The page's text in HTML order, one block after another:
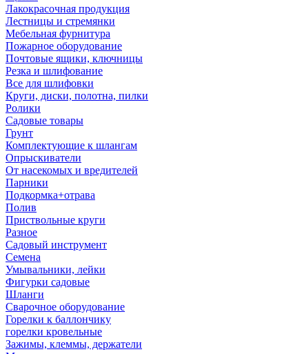
Лакокрасочная продукция
Лестницы и стремянки
Мебельная фурнитура
Пожарное оборудование
Почтовые ящики, ключницы
Резка и шлифование
Все для шлифовки
Круги, диски, полотна, пилки
Ролики
Садовые товары
Грунт
Комплектующие к шлангам
Опрыскиватели
От насекомых и вредителей
Парники
Подкормка+отрава
Полив
Приствольные круги
Разное
Садовый инструмент
Семена
Умывальники, лейки
Фигурки садовые
Шланги
Сварочное оборудование
Горелки к баллончику
горелки кровельные
Зажимы, клеммы, держатели